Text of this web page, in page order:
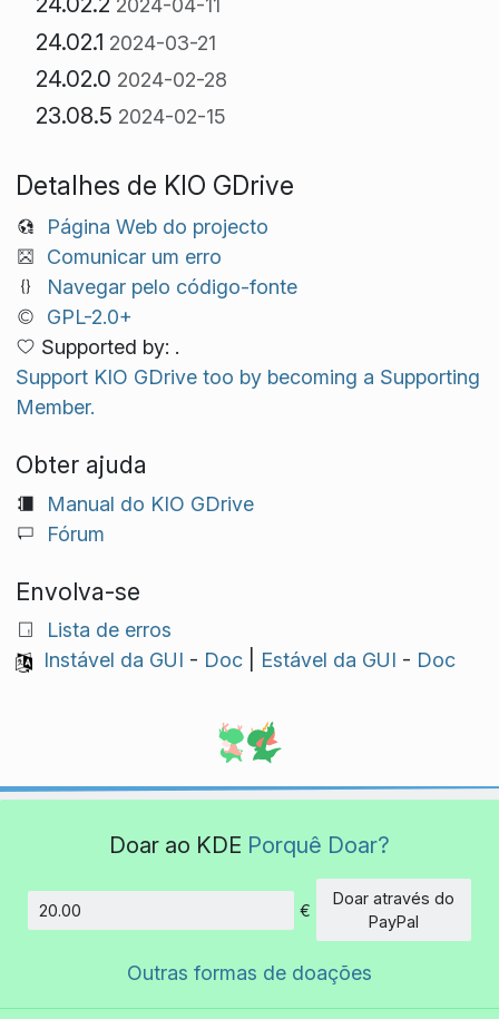
2024-04-11
24.02.1 2024-03-21
24.02.0 2024-02-28
23.08.5 2024-02-15
Detalhes de KIO GDrive
Página Web do projecto
Comunicar um erro
Navegar pelo código-fonte
GPL-2.0+
Supported by: .
Support KIO GDrive too by becoming a Supporting
Member.
Obter ajuda
Manual do KIO GDrive
Fórum
Envolva-se
Lista de erros
Instável da GUI - Doc| Estável da GUI - Doc
Doar ao KDE Porquê Doar?
Montante
€
Doar através do
PayPal
Outras formas de doações